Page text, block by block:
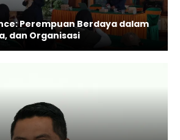
Perempuan Berdaya dalam
dan Organisasi